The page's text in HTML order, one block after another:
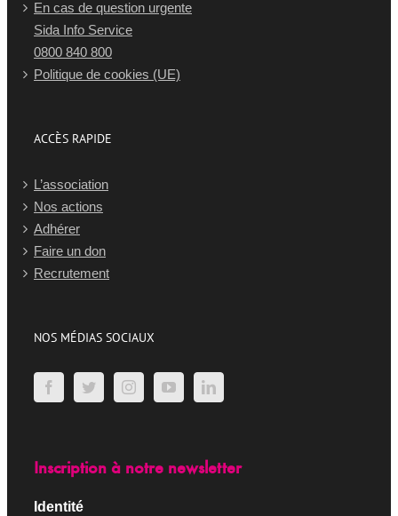
En cas de question urgente
Sida Info Service
0800 840 800
Politique de cookies (UE)
ACCÈS RAPIDE
L’association
Nos actions
Adhérer
Faire un don
Recrutement
NOS MÉDIAS SOCIAUX
Inscription à notre newsletter
Identité